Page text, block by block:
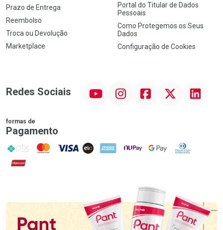
Prazo de Entrega
Reembolso
Troca ou Devolução
Marketplace
Portal do Titular de Dados
Pessoais
Como Protegemos os Seus
Dados
Configuração de Cookies
Redes Sociais InstagramFacebook Linkedin
formas de
Pagamento
PIX MasterCard
VISA ELO AMEX NuPay Google PayDiners Club
Hipercard
Promoção em Destaque